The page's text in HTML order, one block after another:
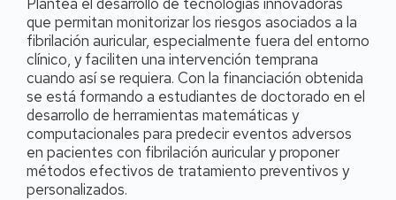
que permitan monitorizar los riesgos asociados a la
fibrilación auricular, especialmente fuera del entorno
clínico, y faciliten una intervención temprana
cuando así se requiera. Con la financiación obtenida
se está formando a estudiantes de doctorado en el
desarrollo de herramientas matemáticas y
computacionales para predecir eventos adversos
en pacientes con fibrilación auricular y proponer
métodos efectivos de tratamiento preventivos y
personalizados.